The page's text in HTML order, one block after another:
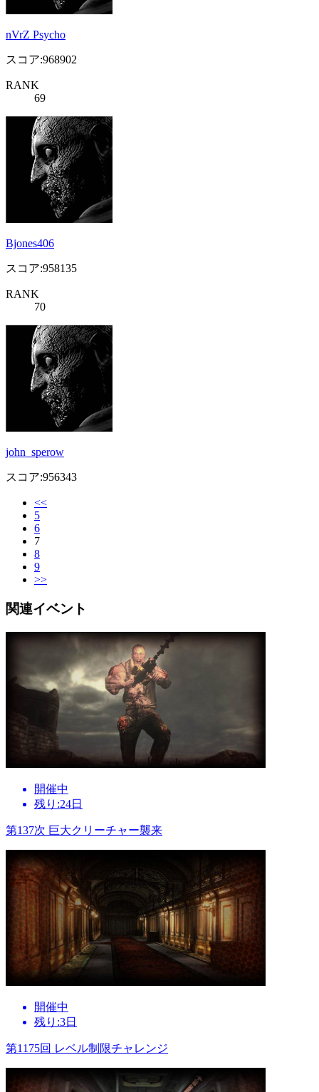
nVrZ Psycho
スコア:968902
RANK
69
Bjones406
スコア:958135
RANK
70
john_sperow
スコア:956343
<<
5
6
7
8
9
>>
関連イベント
開催中
残り:24日
第137次 巨大クリーチャー襲来
開催中
残り:3日
第1175回 レベル制限チャレンジ